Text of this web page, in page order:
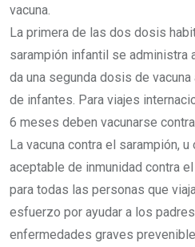
vacuna.
La primera de las dos dosis
sarampión infantil se administra
da una segunda dosis de
de infantes. Para viajes
6 meses deben vacunarse
La vacuna contra el sarampión,
aceptable de inmunidad contra
para todas las personas que
esfuerzo por ayudar a los
enfermedades graves